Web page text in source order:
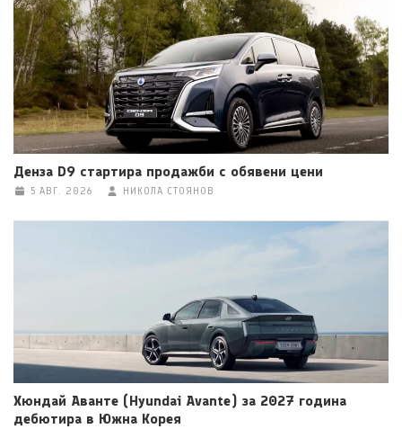
Денза D9 стартира продажби с обявени цени
5 АВГ. 2026 НИКОЛА СТОЯНОВ
Хюндай Аванте (Hyundai Avante) за 2027 година
дебютира в Южна Корея